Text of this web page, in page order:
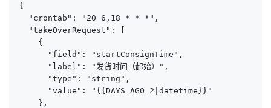
{
  "crontab": "20 6,18 * * *",
  "takeOverRequest": [
    {
      "field": "startConsignTime",
      "label": "发货时间（起始）",
      "type": "string",
      "value": "{{DAYS_AGO_2|datetime}}"
    },